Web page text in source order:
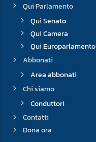
Qui Parlamento
Qui Senato
Qui Camera
Qui Europarlamento
Abbonati
Area abbonati
Chi siamo
Conduttori
Contatti
Dona ora